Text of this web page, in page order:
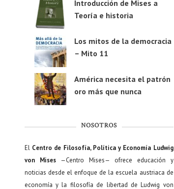
Introducción de Mises a
Teoría e historia
Los mitos de la democracia
– Mito 11
América necesita el patrón
oro más que nunca
NOSOTROS
El Centro de Filosofía, Política y Economía Ludwig
von Mises—Centro Mises— ofrece educación y
noticias desde el enfoque de la escuela austriaca de
economía y la filosofía de libertad de Ludwig von